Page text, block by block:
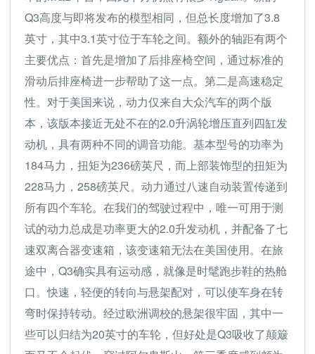
Q3高度与即将发布的模型相同，但总长度增加了3.8
英寸，其中3.1英寸位于车轮之间。额外的轴距有两个
主要优点：首先是增加了后排座椅空间，通过标准的
滑动后排座椅进一步帮助了这一点。第二是高速稳定
性。对于美国来说，动力仅来自大众汽车的两个版
本，该版本接近无处不在的2.0升涡轮增压直列四缸发
动机，具有两种不同的调音功能。基本型号的功率为
184马力，扭矩为236磅英尺，而上部装饰型的扭矩为
228马力，258磅英尺。动力通过八速自动装置传递到
所有四个车轮。在我们的驾驶过程中，唯一可用于测
试的动力总成是功率更大的2.0升发动机，并配备了七
速双离合器变速箱，该变速箱无法在美国使用。在旅
途中，Q3确实具有运动感，就像是时髦跑步鞋的热舱
口。快速，轻便的转向与悬架配对，可以使车身在转
弯时保持转动。经过欧洲调校的悬架很牢固，其中一
些可以归结为20英寸的车轮，但好处是Q3吸收了颠簸